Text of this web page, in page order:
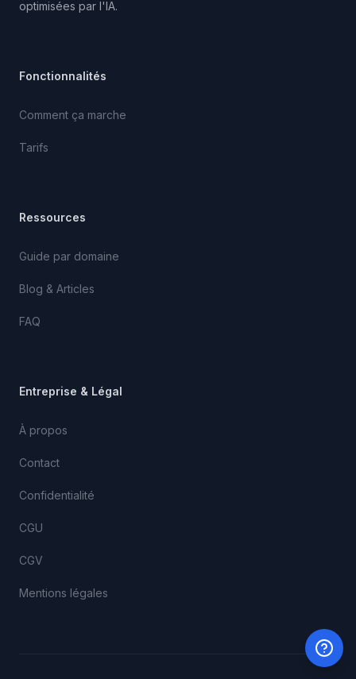
optimisées par l'IA.
Fonctionnalités
Comment ça marche
Tarifs
Ressources
Guide par domaine
Blog & Articles
FAQ
Entreprise & Légal
À propos
Contact
Confidentialité
CGU
CGV
Mentions légales